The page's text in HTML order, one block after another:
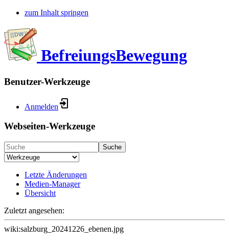
zum Inhalt springen
BefreiungsBewegung
Benutzer-Werkzeuge
Anmelden
Webseiten-Werkzeuge
Suche
Letzte Änderungen
Medien-Manager
Übersicht
Zuletzt angesehen:
wiki:salzburg_20241226_ebenen.jpg